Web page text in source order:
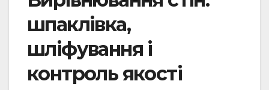
шпаклівка,
шліфування і
контроль якості